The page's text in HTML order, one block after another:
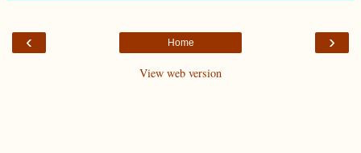
‹ ›
Home
View web version